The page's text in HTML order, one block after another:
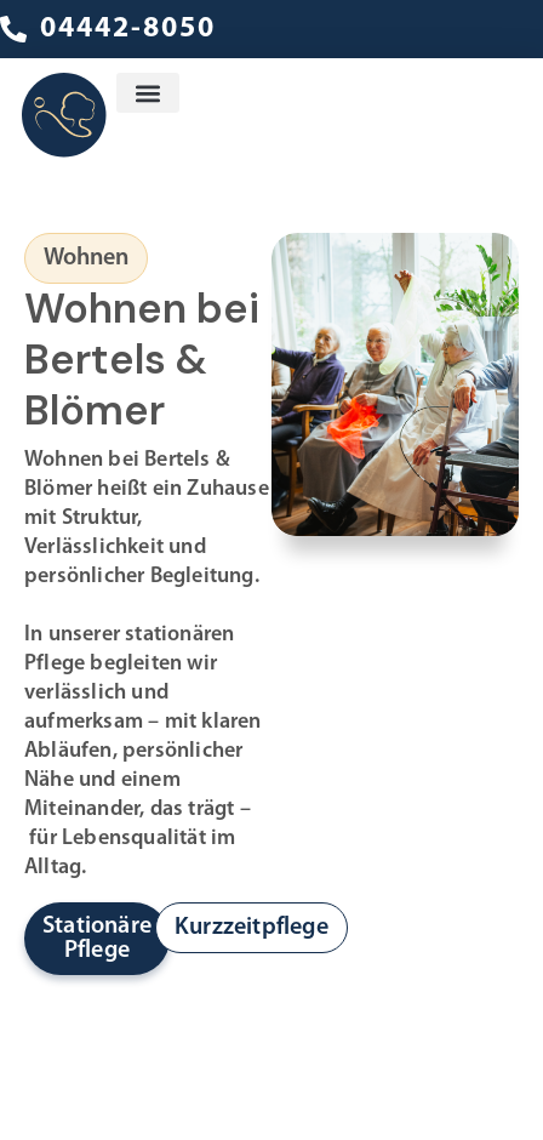
04442-8050
Wohnen
Wohnen bei
Bertels &
Blömer
Wohnen bei Bertels &
Blömer heißt ein Zuhause
mit Struktur,
Verlässlichkeit und
persönlicher Begleitung.
In unserer stationären
Pflege begleiten wir
verlässlich und
aufmerksam – mit klaren
Abläufen, persönlicher
Nähe und einem
Miteinander, das trägt –
für Lebensqualität im
Alltag.
Stationäre
Pflege
Kurzzeitpflege